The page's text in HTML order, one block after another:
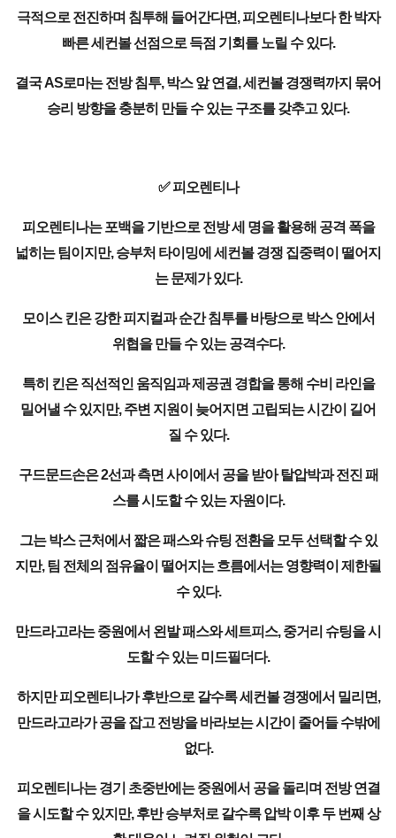
극적으로 전진하며 침투해 들어간다면, 피오렌티나보다 한 박자
빠른 세컨볼 선점으로 득점 기회를 노릴 수 있다.
결국 AS로마는 전방 침투, 박스 앞 연결, 세컨볼 경쟁력까지 묶어
승리 방향을 충분히 만들 수 있는 구조를 갖추고 있다.
✅ 피오렌티나
피오렌티나는 포백을 기반으로 전방 세 명을 활용해 공격 폭을
넓히는 팀이지만, 승부처 타이밍에 세컨볼 경쟁 집중력이 떨어지
는 문제가 있다.
모이스 킨은 강한 피지컬과 순간 침투를 바탕으로 박스 안에서
위협을 만들 수 있는 공격수다.
특히 킨은 직선적인 움직임과 제공권 경합을 통해 수비 라인을
밀어낼 수 있지만, 주변 지원이 늦어지면 고립되는 시간이 길어
질 수 있다.
구드문드손은 2선과 측면 사이에서 공을 받아 탈압박과 전진 패
스를 시도할 수 있는 자원이다.
그는 박스 근처에서 짧은 패스와 슈팅 전환을 모두 선택할 수 있
지만, 팀 전체의 점유율이 떨어지는 흐름에서는 영향력이 제한될
수 있다.
만드라고라는 중원에서 왼발 패스와 세트피스, 중거리 슈팅을 시
도할 수 있는 미드필더다.
하지만 피오렌티나가 후반으로 갈수록 세컨볼 경쟁에서 밀리면,
만드라고라가 공을 잡고 전방을 바라보는 시간이 줄어들 수밖에
없다.
피오렌티나는 경기 초중반에는 중원에서 공을 돌리며 전방 연결
을 시도할 수 있지만, 후반 승부처로 갈수록 압박 이후 두 번째 상